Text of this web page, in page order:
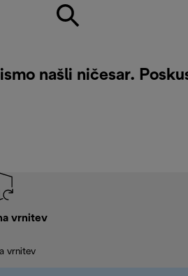
našli ničesar.
vrnitev
vrnitev